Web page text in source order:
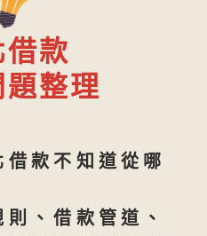
借款
整理
款不知道從哪
、借款管道、